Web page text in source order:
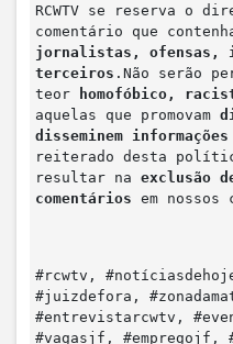
RCWTV se reserva o
comentário que
jornalistas, ofensas,
terceiros .Não serão
teor
homofóbico,
aquelas que promovam
disseminem
reiterado desta
resultar na exclusão
comentários em nossos
#rcwtv,
#juizdefora,
#entrevistarcwtv,
#vagasjf, #empregojf,